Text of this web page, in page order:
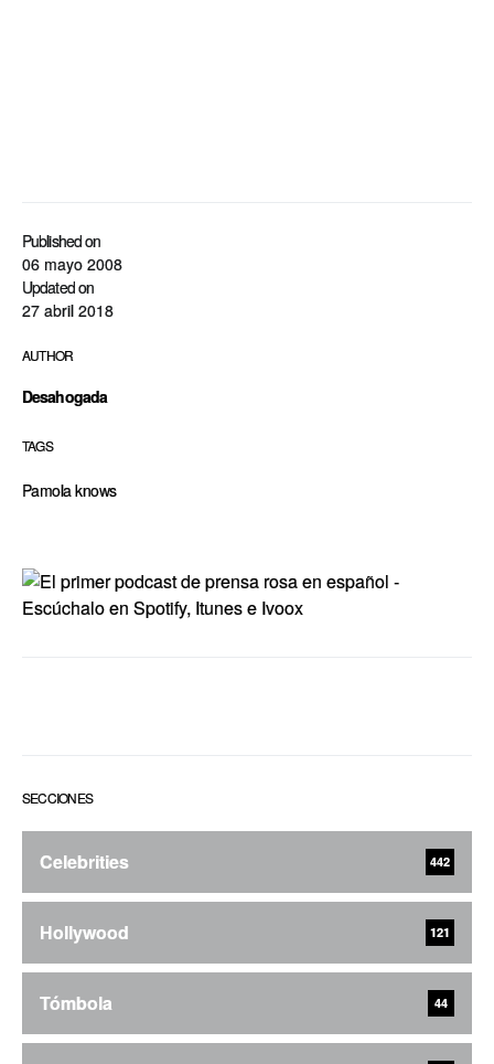
Published on
06 mayo 2008
Updated on
27 abril 2018
AUTHOR
Desahogada
TAGS
Pamola knows
SECCIONES
Celebrities 442
Hollywood 121
Tómbola 44